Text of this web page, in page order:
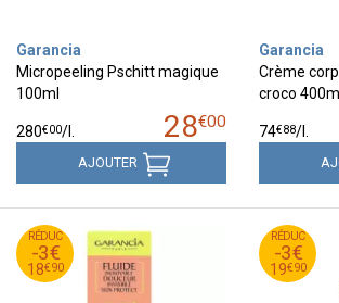
Garancia
Micropeeling Pschitt magique
100ml
28€00
280€00/
AJOUTER
Garancia
Crème
croco 400ml
74€88/
RÉDUC
-3€
18€90
21
€
90
18
€
90
RÉDUC
-3€
19€90
22
€
90
19
€
90